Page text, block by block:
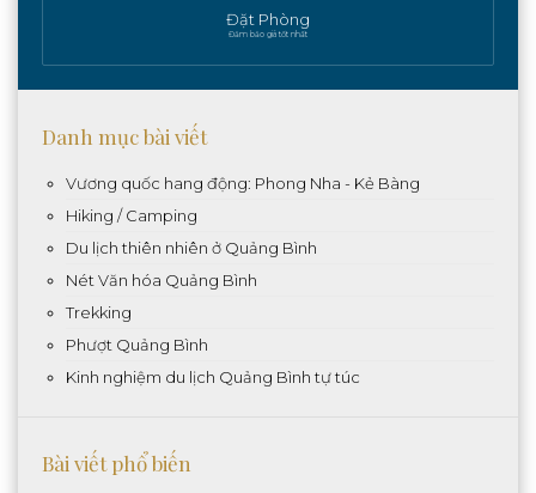
Đặt Phòng
Đảm bảo giá tốt nhất
Danh mục bài viết
Vương quốc hang động: Phong Nha - Kẻ Bàng
Hiking / Camping
Du lịch thiên nhiên ở Quảng Bình
Nét Văn hóa Quảng Bình
Trekking
Phượt Quảng Bình
Kinh nghiệm du lịch Quảng Bình tự túc
Bài viết phổ biến